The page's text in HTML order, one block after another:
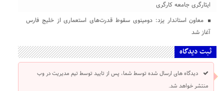
ایثارگری جامعه کارگری
معاون استاندار یزد: دومینوی سقوط قدرت‌های استعماری از خلیج فارس
آغاز شد
ثبت دیدگاه
دیدگاه های ارسال شده توسط شما، پس از تایید توسط تیم مدیریت در وب
منتشر خواهد شد.